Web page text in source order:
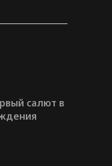
салют в